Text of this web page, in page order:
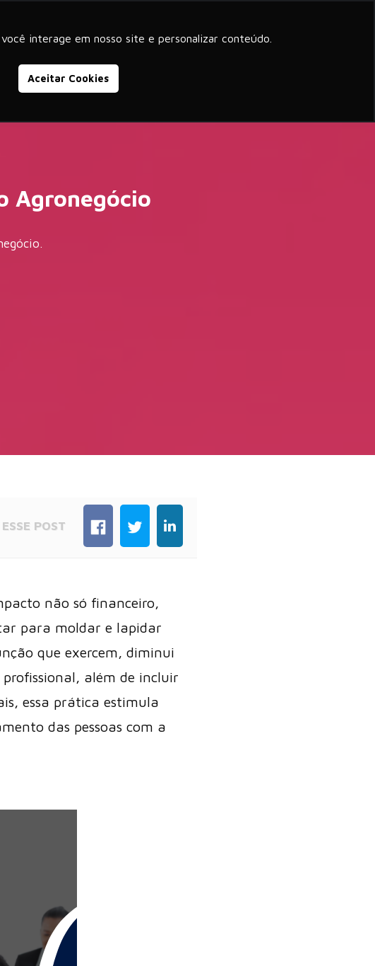
interage em nosso site e personalizar conteúdo.
Aceitar Cookies
Blog Cases de Sucesso
Agronegócio
ESSE POST
não só financeiro,
para moldar e lapidar
que exercem, diminui
além de incluir
essa prática estimula
das pessoas com a